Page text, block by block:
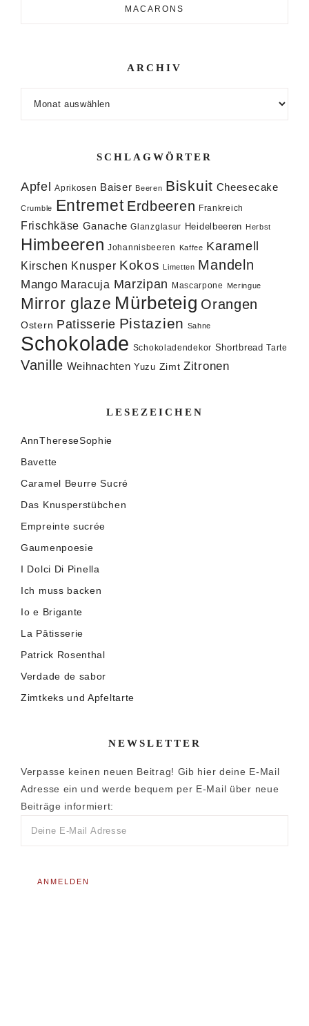
MACARONS
ARCHIV
SCHLAGWÖRTER
Apfel Aprikosen Baiser Beeren Biskuit Cheesecake
Crumble Entremet Erdbeeren Frankreich
Frischkäse Ganache Glanzglasur Heidelbeeren Herbst
Himbeeren Johannisbeeren Kaffee Karamell
Kirschen Knusper Kokos Limetten Mandeln
Mango Maracuja Marzipan Mascarpone Meringue
Mirror glaze Mürbeteig Orangen
Ostern Patisserie Pistazien Sahne
Schokolade Schokoladendekor Shortbread Tarte
Vanille Weihnachten Yuzu Zimt Zitronen
LESEZEICHEN
AnnThereseSophie
Bavette
Caramel Beurre Sucré
Das Knusperstübchen
Empreinte sucrée
Gaumenpoesie
I Dolci Di Pinella
Ich muss backen
Io e Brigante
La Pâtisserie
Patrick Rosenthal
Verdade de sabor
Zimtkeks und Apfeltarte
NEWSLETTER
Verpasse keinen neuen Beitrag! Gib hier deine E-Mail
Adresse ein und werde bequem per E-Mail über neue
Beiträge informiert: